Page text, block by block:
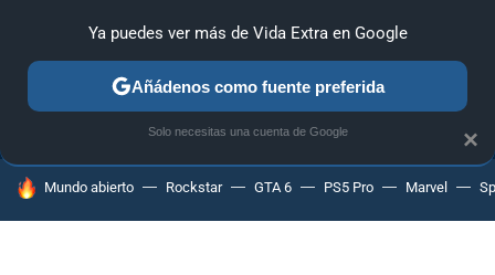
ANÁLISIS GUÍAS Y TRUCOS PC SONY NINTENDO
HOY SE HABLA DE
Mundo abierto Rockstar GTA 6 PS5 Pro Marvel
×
Ya puedes ver más de Vida Extra en Google
Añádenos como fuente preferida
Solo necesitas una cuenta de Google